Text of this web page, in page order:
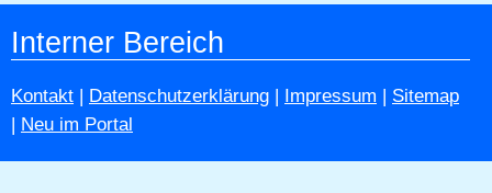
Interner Bereich
Kontakt Datenschutzerklärung Impressum
Sitemap
Neu im Portal